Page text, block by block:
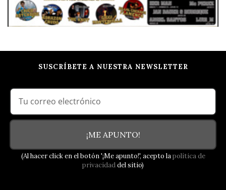
SUSCRÍBETE A NUESTRA NEWSLETTER
¡ME APUNTO!
(Al hacer click en el botón '¡Me apunto!', acepto lapolítica de
privacidaddel sitio)